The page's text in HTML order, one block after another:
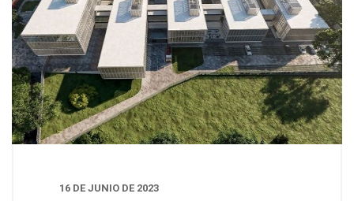
16 DE JUNIO DE 2023